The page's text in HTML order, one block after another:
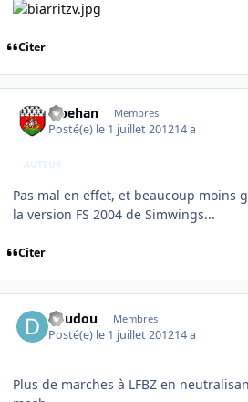
Citer
lebehan Membres
Posté(e) le 1 juillet 201214 a
AUTEUR
Pas mal en effet, et beaucoup moins
la version FS 2004 de Simwings...
Citer
doudou Membres
Posté(e) le 1 juillet 201214 a
Plus de marches à LFBZ en